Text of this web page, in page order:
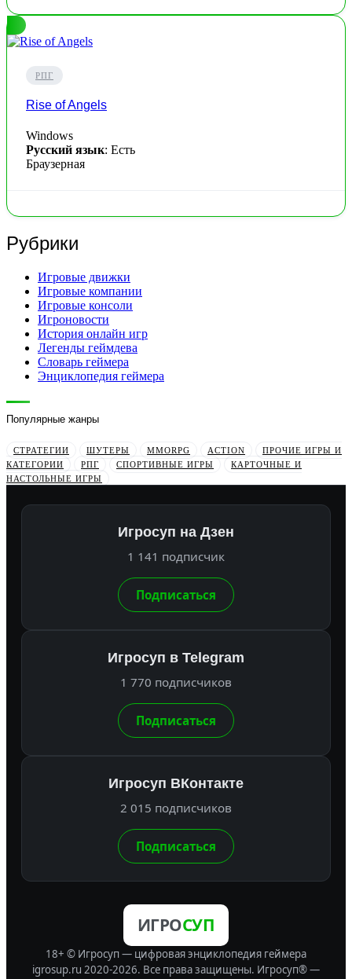
РПГ
Rise of Angels
Windows
Русский язык: Есть
Браузерная
Рубрики
Игровые движки
Игровые компании
Игровые консоли
Игроновости
История онлайн игр
Легенды геймдева
Словарь геймера
Энциклопедия геймера
Популярные жанры
СТРАТЕГИИ ШУТЕРЫ MMORPG ACTION
ПРОЧИЕ ИГРЫ И
КАТЕГОРИИ
РПГ СПОРТИВНЫЕ ИГРЫ
КАРТОЧНЫЕ И
НАСТОЛЬНЫЕ ИГРЫ
Игросуп на Дзен
1 141 подписчик
Подписаться
Игросуп в Telegram
1 770 подписчиков
Подписаться
Игросуп ВКонтакте
2 015 подписчиков
Подписаться
ИГРОСУП
18+ © Игросуп — цифровая энциклопедия геймера
igrosup.ru 2020-2026. Все права защищены. Игросуп® —